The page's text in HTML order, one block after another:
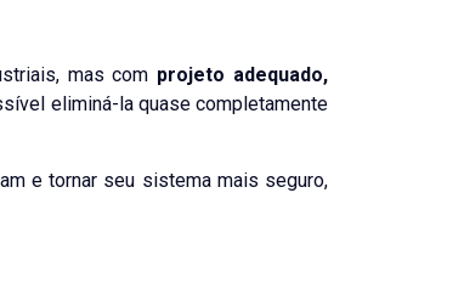
mas com projeto adequado,
eliminá-la quase completamente
e tornar seu sistema mais seguro,